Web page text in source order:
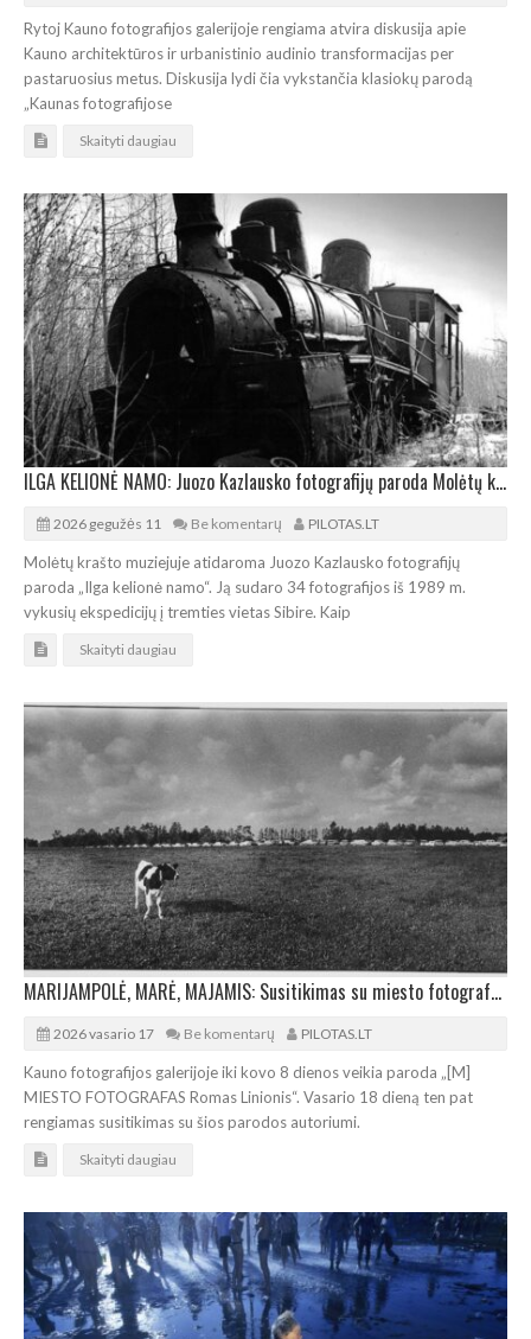
Rytoj Kauno fotografijos galerijoje rengiama atvira diskusija apie
Kauno architektūros ir urbanistinio audinio transformacijas per
pastaruosius metus. Diskusija lydi čia vykstančia klasiokų parodą
„Kaunas fotografijose
Skaityti daugiau
ILGA KELIONĖ NAMO: Juozo Kazlausko fotografijų paroda Molėtų krašto muziejuje
2026 gegužės 11 Be komentarų PILOTAS.LT
Molėtų krašto muziejuje atidaroma Juozo Kazlausko fotografijų
paroda „Ilga kelionė namo“. Ją sudaro 34 fotografijos iš 1989 m.
vykusių ekspedicijų į tremties vietas Sibire. Kaip
Skaityti daugiau
MARIJAMPOLĖ, MARĖ, MAJAMIS: Susitikimas su miesto fotografu R.Linioniu Kaune
2026 vasario 17 Be komentarų PILOTAS.LT
Kauno fotografijos galerijoje iki kovo 8 dienos veikia paroda „[M]
MIESTO FOTOGRAFAS Romas Linionis“. Vasario 18 dieną ten pat
rengiamas susitikimas su šios parodos autoriumi.
Skaityti daugiau